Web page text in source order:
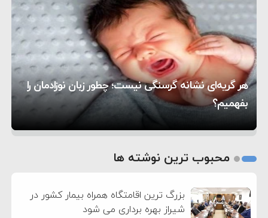
متوقف شدند
ترامپ مدعی توافق تاریخی برای خلع سلاح کامل
حماس شد
۸:۵۷
اعتراض عراقچی به همتای بلغارستانی به دلیل کمک
به آمریکا در حملات به ایران
۱۶:۱۹
کشورهایی که به متجاوزان کمک می کنند پاسخ
سختی خواهند گرفت
۱۰:۱۵
سنتکام پایان تجاوز جدید به ایران را اعلام کرد
۶:۰۵
هر گریه‌ای نشانه گرسنگی نیست؛ چطور زبان نوزادمان را
بفهمیم؟
تغذیه پدر می‌تواند بر سلامت نوزاد تأثیر بگذارد
روی دیگر زندگی
2
محبوب ترین نوشته ها
بزرگ ترین اقامتگاه همراه بیمار کشور در
شیراز بهره برداری می شود